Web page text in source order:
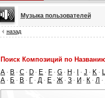
Музыка пользователей
назад
Поиск Композиций по
A · B · C · D · E · F · G · H · · J · K · L
А · Б · В · Г · Д · Е · Ж · З · И · К · Л ·